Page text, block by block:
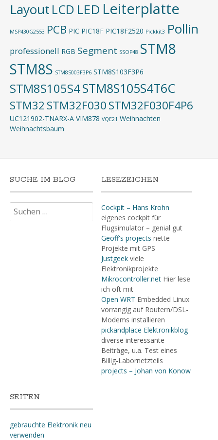
Layout LCD LED Leiterplatte
MSP430G2553 PCB PIC PIC18F PIC18F2520 Pickkit3 Pollin
professionell RGB Segment SSOP48 STM8
STM8S STM8S003F3P6 STM8S103F3P6
STM8S105S4STM8S105S4T6C
STM32 STM32F030STM32F030F4P6
UC121902-TNARX-A VIM878 VQE21 Weihnachten
Weihnachtsbaum
SUCHE IM BLOG
nach:
LESEZEICHEN
Cockpit – Hans Krohn
eigenes cockpit für
Flugsimulator – genial gut
Geoff's projects nette
Projekte mit GPS
Justgeekviele
Elektronikprojekte
Mikrocontroller.netHier lese
ich oft mit
Open WRT Embedded Linux
vorrangig auf Routern/DSL-
Modems installieren
pickandplace Elektronikblog
diverse interessante
Beiträge, u.a. Test eines
Billig-Labornetzteils
projects – Johan von Konow
SEITEN
gebrauchte Elektronik neu
verwenden